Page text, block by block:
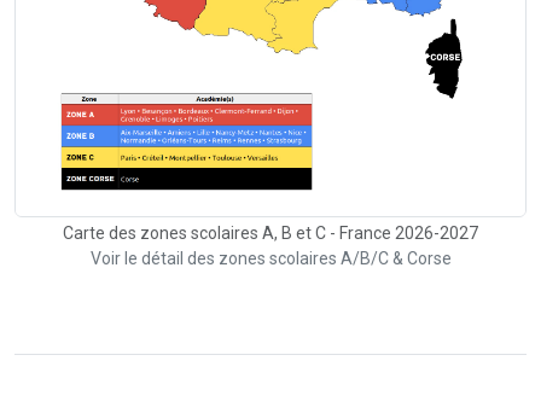
Carte des zones scolaires A, B et C - France 2026-2027
Voir le détail des zones scolaires A/B/C & Corse